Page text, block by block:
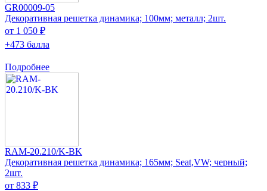
GR00009-05
Декоративная решетка динамика; 100мм; металл; 2шт.
от 1 050 ₽
+473 балла
Подробнее
RAM-20.210/K-BK
Декоративная решетка динамика; 165мм; Seat,VW; черный;
2шт.
от 833 ₽